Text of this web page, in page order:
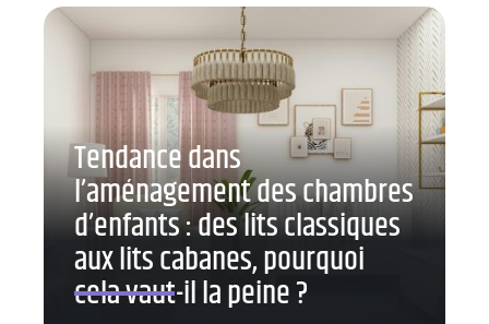
Tendance dans
l’aménagement des chambres
d’enfants : des lits classiques
aux lits cabanes, pourquoi
cela vaut-il la peine ?